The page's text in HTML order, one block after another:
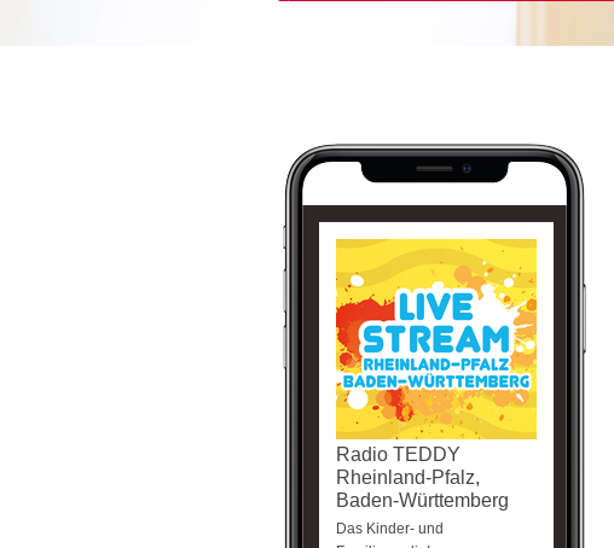
Radio TEDDY
Rheinland-Pfalz,
Baden-Württemberg
Das Kinder- und